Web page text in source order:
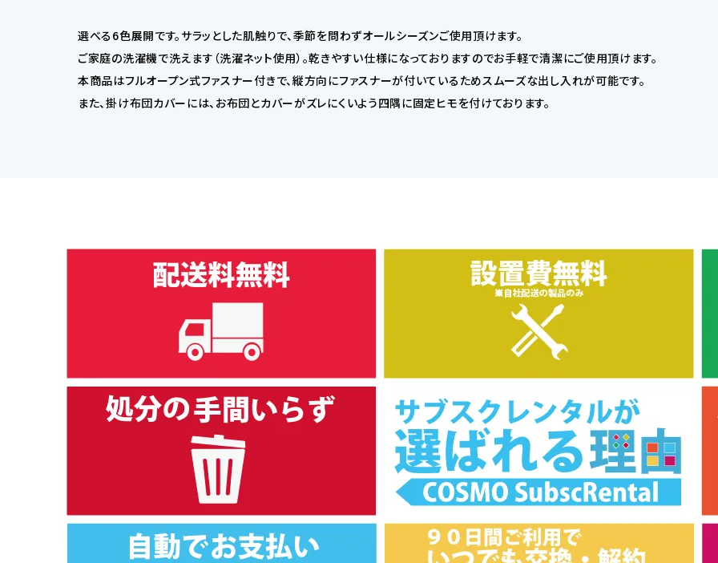
選べる6色展開です。サラッとした肌触りで、季節を問わずオールシーズンご使用頂けます。
ご家庭の洗濯機で洗えます（洗濯ネット使用）。乾きやすい仕様になっておりますのでお手軽で清潔にご使用頂けます。
本商品はフルオープン式ファスナー付きで、縦方向にファスナーが付いているためスムーズな出し入れが可能です。
また、掛け布団カバーには、お布団とカバーがズレにくいよう四隅に固定ヒモを付けております。